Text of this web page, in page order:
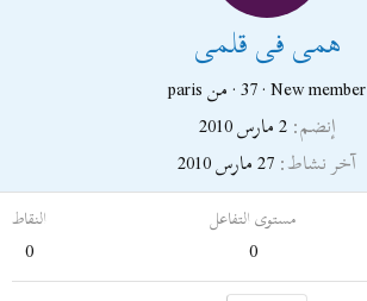
همى فى قلمى
New member
·
·منparis
إنضم 2 مارس 2010
آخر نشاط 27 مارس 2010
مستوى التفاعل
0
النقاط
0